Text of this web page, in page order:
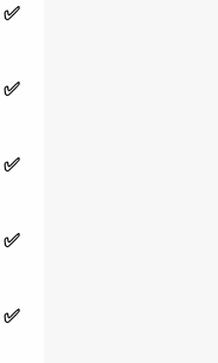
✅
✅
✅
✅
✅